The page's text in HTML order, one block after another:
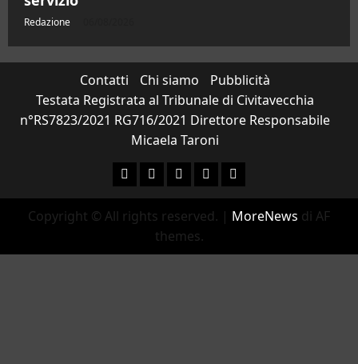
Redazione
Contatti Chi siamo
Pubblicità
Testata Registrata al Tribunale di Civitavecchia
n°RS7823/2021 RG716/2021 Direttore Responsabile
Micaela Taroni
FacebookInstagram
YouTubeTwitterEmail
Copyright © All rights reserved. | MoreNews di AF
themes.